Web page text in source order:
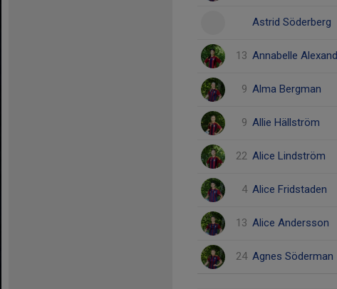
Astrid Söderberg
13 Annabelle
9 Alma Bergman
9 Allie Hällström
22 Alice Lindström
4 Alice Fridstaden
13 Alice Andersson
24 Agnes Söderman